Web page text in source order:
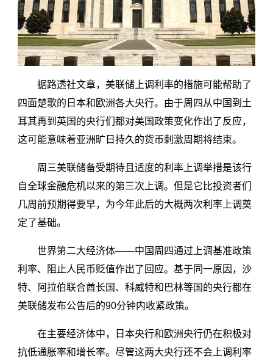
据路透社文章，美联储上调利率的措施可能帮助了
四面楚歌的日本和欧洲各大央行。由于周四从中国到土
耳其再到英国的央行们都对美国政策变化作出了反应，
这可能意味着亚洲旷日持久的货币刺激周期将结束。
周三美联储备受期待且适度的利率上调举措是该行
自全球金融危机以来的第三次上调。但是它比投资者们
几周前预期得要早，为今年此后的大概两次利率上调奠
定了基础。
世界第二大经济体——中国周四通过上调基准政策
利率、阻止人民币贬值作出了回应。基于同一原因，沙
特、阿拉伯联合酋长国、科威特和巴林等国的央行都在
美联储发布公告后的90分钟内收紧政策。
在主要经济体中，日本央行和欧洲央行仍在积极对
抗低通胀率和增长率。尽管这两大央行还不会上调利率